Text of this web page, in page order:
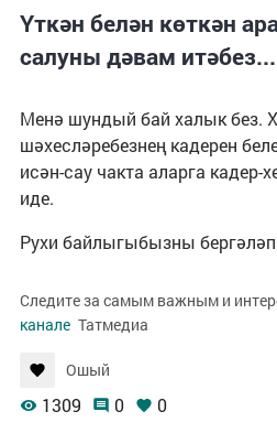
Үткән белән көткән
салуны дәвам итәбез...
Менә шундый бай халык без.
шәхесләребезнең кадерен
исән-сау чакта аларга кадер-
иде.
Рухи байлыгыбызны
Следите за самым важным и
канале Татмедиа
Ошый
1309 0 0